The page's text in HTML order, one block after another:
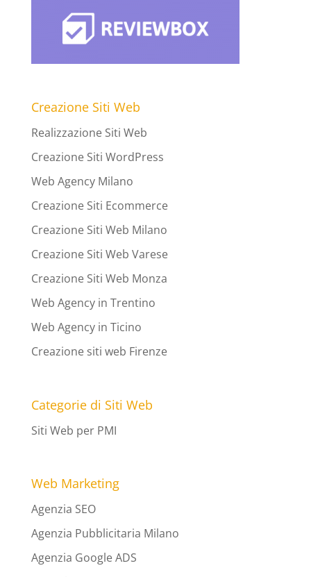
Creazione Siti Web
Realizzazione Siti Web
Creazione Siti WordPress
Web Agency Milano
Creazione Siti Ecommerce
Creazione Siti Web Milano
Creazione Siti Web Varese
Creazione Siti Web Monza
Web Agency in Trentino
Web Agency in Ticino
Creazione siti web Firenze
Categorie di Siti Web
Siti Web per PMI
Web Marketing
Agenzia SEO
Agenzia Pubblicitaria Milano
Agenzia Google ADS